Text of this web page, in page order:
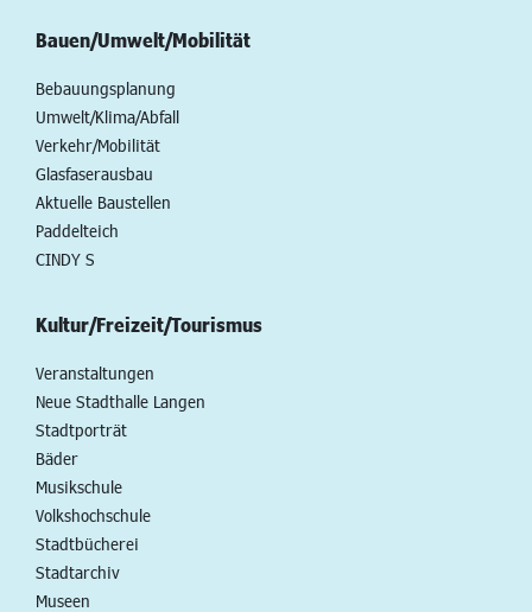
Bauen/Umwelt/Mobilität
Bebauungsplanung
Umwelt/Klima/Abfall
Verkehr/Mobilität
Glasfaserausbau
Aktuelle Baustellen
Paddelteich
CINDY S
Kultur/Freizeit/Tourismus
Veranstaltungen
Neue Stadthalle Langen
Stadtporträt
Bäder
Musikschule
Volkshochschule
Stadtbücherei
Stadtarchiv
Museen